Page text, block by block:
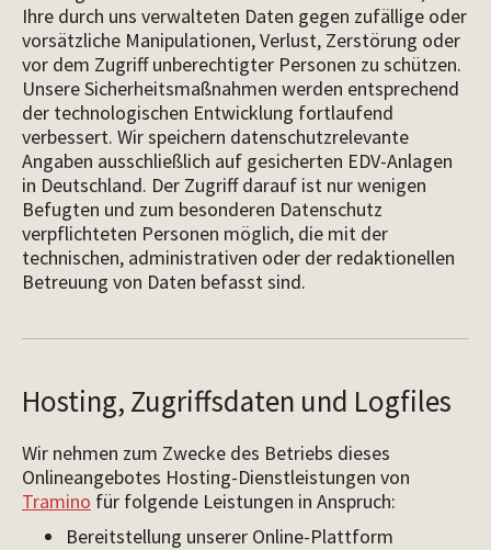
Ihre durch uns verwalteten Daten gegen zufällige oder
vorsätzliche Manipulationen, Verlust, Zerstörung oder
vor dem Zugriff unberechtigter Personen zu schützen.
Unsere Sicherheitsmaßnahmen werden entsprechend
der technologischen Entwicklung fortlaufend
verbessert. Wir speichern datenschutzrelevante
Angaben ausschließlich auf gesicherten EDV-Anlagen
in Deutschland. Der Zugriff darauf ist nur wenigen
Befugten und zum besonderen Datenschutz
verpflichteten Personen möglich, die mit der
technischen, administrativen oder der redaktionellen
Betreuung von Daten befasst sind.
Hosting, Zugriffsdaten und Logfiles
Wir nehmen zum Zwecke des Betriebs dieses
Onlineangebotes Hosting-Dienstleistungen von
Tramino für folgende Leistungen in Anspruch:
Bereitstellung unserer Online-Plattform